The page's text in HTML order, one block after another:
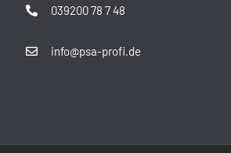
039200 78 7 48
info@psa-profi.de